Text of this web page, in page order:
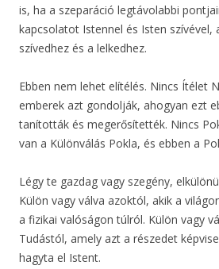
is, ha a szeparáció legtávolabbi
kapcsolatot Istennel és Isten szívével,
szívedhez és a lelkedhez.
Ebben nem lehet elítélés. Nincs Ítélet
emberek azt gondolják, ahogyan ezt
tanították és megerősítették. Nincs
van a Különválás Pokla, és ebben a
Légy te gazdag vagy szegény,
Külön vagy válva azoktól, akik a
a fizikai valóságon túlról. Külön vagy
Tudástól, amely azt a részedet
hagyta el Istent.